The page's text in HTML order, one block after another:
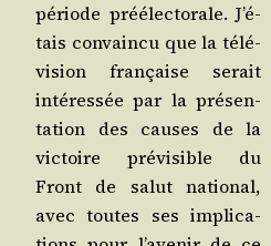
période pré­élec­to­rale. J’é­
tais convain­cu que la télé­
vi­sion fran­çaise serait
inté­res­sée par la pré­sen­
ta­tion des causes de la
vic­toire pré­vi­sible du
Front de salut natio­nal,
avec toutes ses impli­ca­